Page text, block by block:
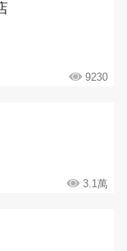
9230
3.1萬